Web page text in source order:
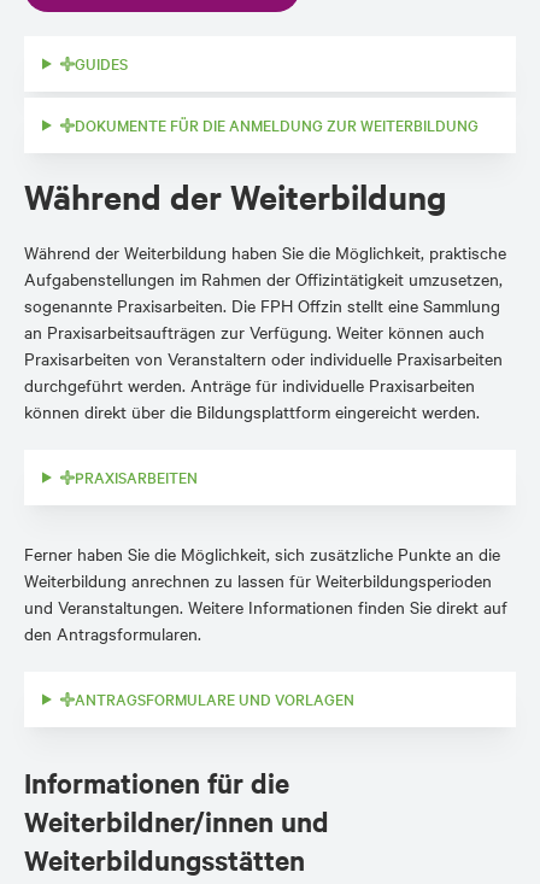
GUIDES
DOKUMENTE FÜR DIE ANMELDUNG ZUR WEITERBILDUNG
Während der Weiterbildung
Während der Weiterbildung haben Sie die Möglichkeit, praktische
Aufgabenstellungen im Rahmen der Offizintätigkeit umzusetzen,
sogenannte Praxisarbeiten. Die FPH Offzin stellt eine Sammlung
an Praxisarbeitsaufträgen zur Verfügung. Weiter können auch
Praxisarbeiten von Veranstaltern oder individuelle Praxisarbeiten
durchgeführt werden. Anträge für individuelle Praxisarbeiten
können direkt über die Bildungsplattform eingereicht werden.
PRAXISARBEITEN
Ferner haben Sie die Möglichkeit, sich zusätzliche Punkte an die
Weiterbildung anrechnen zu lassen für Weiterbildungsperioden
und Veranstaltungen. Weitere Informationen finden Sie direkt auf
den Antragsformularen.
ANTRAGSFORMULARE UND VORLAGEN
Informationen für die
Weiterbildner/innen und
Weiterbildungsstätten